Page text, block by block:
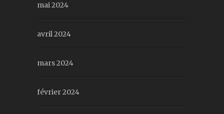
mai 2024
avril 2024
mars 2024
février 2024